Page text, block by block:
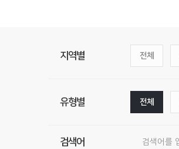
지역별 전체
유형별 전체
검색어